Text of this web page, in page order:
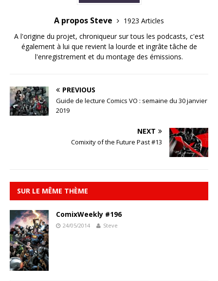
A propos Steve
1923 Articles
A l'origine du projet, chroniqueur sur tous les podcasts, c'est
également à lui que revient la lourde et ingrâte tâche de
l'enregistrement et du montage des émissions.
PREVIOUS
Guide de lecture Comics VO : semaine du 30 janvier
2019
NEXT
Comixity of the Future Past #13
SUR LE MÊME THÈME
ComixWeekly #196
24/05/2014 Steve